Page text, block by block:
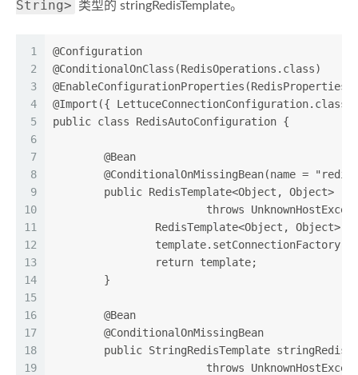
String> 类型的 stringRedisTemplate。
1
2
3
4
5
6
7
8
9
10
11
12
13
14
15
16
17
18
19
@Configuration
@ConditionalOnClass(RedisOperations.class)
@Import({
public class RedisAutoConfiguration {
	@Bean
@ConditionalOnMissingBean(name =
public RedisTemplate<Object, Object>
throws
RedisTemplate<Object, Object>
		return template;
	}
	@Bean
	@ConditionalOnMissingBean
public StringRedisTemplate
throws